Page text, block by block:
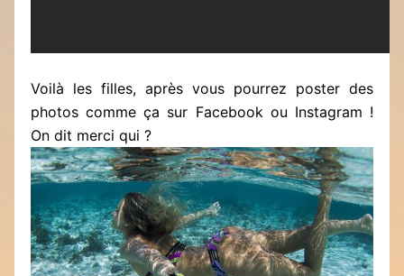
Voilà les filles, après vous pourrez poster des
photos comme ça sur Facebook ou Instagram !
On dit merci qui ?